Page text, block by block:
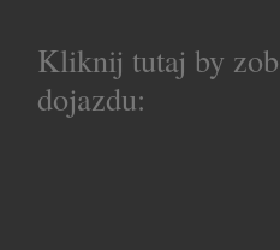
Kliknij tutaj by
dojazdu: